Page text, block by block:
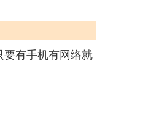
有手机有网络就